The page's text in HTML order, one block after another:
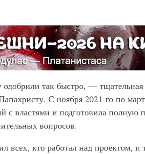
так быстро, — тщательная
С ноября 2021-го по
с властями и подготовила полную
вопросов.
всех, кто работал над проектом, и